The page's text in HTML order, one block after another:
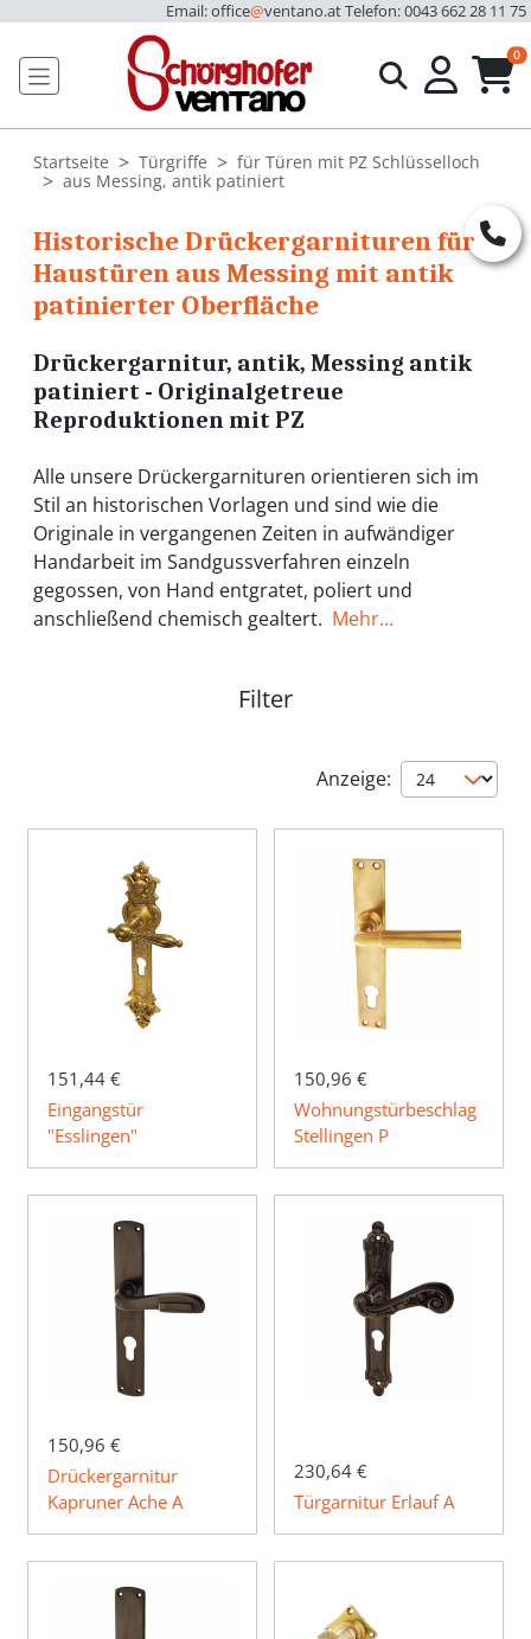
Email: office@ventano.atTelefon: 0043 662 28 11 75
0
Startseite Türgriffe
für Türen mit PZ Schlüsselloch
aus Messing, antik patiniert
Historische Drückergarnituren für
Haustüren aus Messing mit antik
patinierter Oberfläche
Drückergarnitur, antik, Messing antik
patiniert - Originalgetreue
Reproduktionen mit PZ
Alle unsere Drückergarnituren orientieren sich im
Stil an historischen Vorlagen und sind wie die
Originale in vergangenen Zeiten in aufwändiger
Handarbeit im Sandgussverfahren einzeln
gegossen, von Hand entgratet, poliert und
anschließend chemisch gealtert. Mehr...
Filter
Anzeige:
151,44 €
Eingangstür
"Esslingen"
150,96 €
Wohnungstürbeschlag
Stellingen P
150,96 €
Drückergarnitur
Kapruner Ache A
230,64 €
Türgarnitur Erlauf A